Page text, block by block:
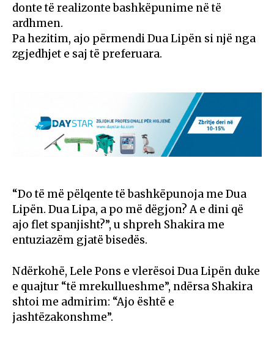
donte të realizonte bashkëpunime në të
ardhmen.
Pa hezitim, ajo përmendi Dua Lipën si një nga
zgjedhjet e saj të preferuara.
“Do të më pëlqente të bashkëpunoja me Dua
Lipën. Dua Lipa, a po më dëgjon? A e dini që
ajo flet spanjisht?”, u shpreh Shakira me
entuziazëm gjatë bisedës.
Ndërkohë, Lele Pons e vlerësoi Dua Lipën duke
e quajtur “të mrekullueshme”, ndërsa Shakira
shtoi me admirim: “Ajo është e
jashtëzakonshme”.